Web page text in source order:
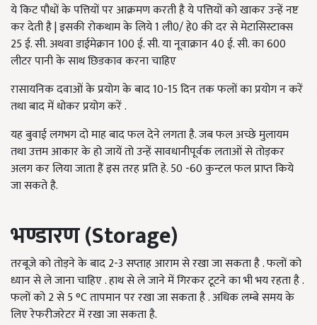
ये किट पौधों के पत्तियों पर आक्रमण करती है ये पत्तियों को खाकर उन्हें नष्ट
कर देती है | इसकी रोकथाम के लिये 1 ली0/ हे0 की दर से मेटासिस्टाक्स
25 ई. सी. अथवा डाईमेक्रान 100 ई. सी. या नूवाक्रान 40 ई. सी. का 600
लीटर पानी के साथ छिडकाव करना चाहिए
रासायनिक दवाओं के प्रयोग के बाद 10-15 दिन तक फलों का प्रयोग न करें
तथा बाद में धोकर प्रयोग करें .
यह बुवाई लगभग दो माह बाद फल देने लगता है. जब फल अच्छे मुलायम
तथा उत्तम आकार के हो जायें तो उन्हें सावधानीपूर्वक लताओं से तोड़कर
अलग कर लिया जाता हैं इस तरह प्रति हे. 50 -60 कुन्टल फल प्राप्त किये
जा सकते है.
भण्डारण(Storage)
तरबूजे को तोड़ने के बाद 2-3 सप्ताह आराम से रखा जा सकता है . फलों को
ध्यान से ले जाना चाहिए . हाथ से ले जाने में गिरकर टूटने का भी भय रहता है .
फलों को 2 से 5 °C तापमान पर रखा जा सकता है . अधिक लम्बे समय के
लिए रेफरीजरेटर में रखा जा सकता है.